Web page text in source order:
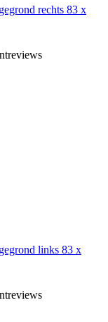
rechts 83 x
links 83 x